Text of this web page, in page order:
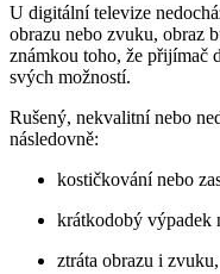
U digitální televize
obrazu nebo zvuku, obraz
známkou toho, že přijímač
svých možností.
Rušený, nekvalitní nebo
následovně:
kostičkování nebo
krátkodobý výpadek
ztráta obrazu i zvuku,